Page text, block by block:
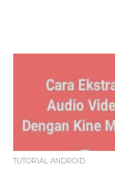
TUTORIAL ANDROID